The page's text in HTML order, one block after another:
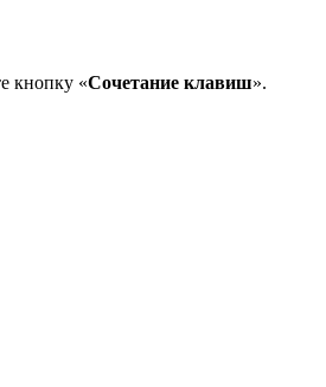
кнопку «Сочетание клавиш».